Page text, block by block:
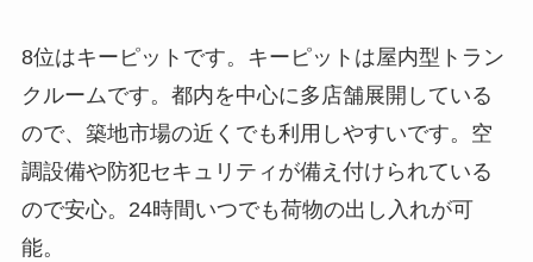
8位はキーピットです。キーピットは屋内型トラン
クルームです。都内を中心に多店舗展開している
ので、築地市場の近くでも利用しやすいです。空
調設備や防犯セキュリティが備え付けられている
ので安心。24時間いつでも荷物の出し入れが可
能。